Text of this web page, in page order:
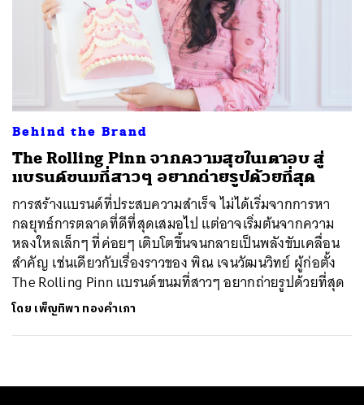
Behind the Brand
The Rolling Pinn จากความสุขในเตาอบ สู่
แบรนด์ขนมที่สาวๆ อยากถ่ายรูปด้วยที่สุด
การสร้างแบรนด์ที่ประสบความสำเร็จ ไม่ได้เริ่มจากการหา
กลยุทธ์การตลาดที่ดีที่สุดเสมอไป แต่อาจเริ่มต้นจากความ
หลงใหลเล็กๆ ที่ค่อยๆ เติบโตขึ้นจนกลายเป็นพลังขับเคลื่อน
สำคัญ เช่นเดียวกับเรื่องราวของ พิณ เจนวัฒนวิทย์ ผู้ก่อตั้ง
The Rolling Pinn แบรนด์ขนมที่สาวๆ อยากถ่ายรูปด้วยที่สุด
โดย เพ็ญทิพา ทองคำเภา
SHARE TWEET LINE EMAIL